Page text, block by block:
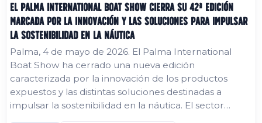
El Palma International Boat Show cierra su 42ª edición
marcada por la innovación y las soluciones para impulsar
la sostenibilidad en la náutica
Palma, 4 de mayo de 2026. El Palma International
Boat Show ha cerrado una nueva edición
caracterizada por la innovación de los productos
expuestos y las distintas soluciones destinadas a
impulsar la sostenibilidad en la náutica. El sector